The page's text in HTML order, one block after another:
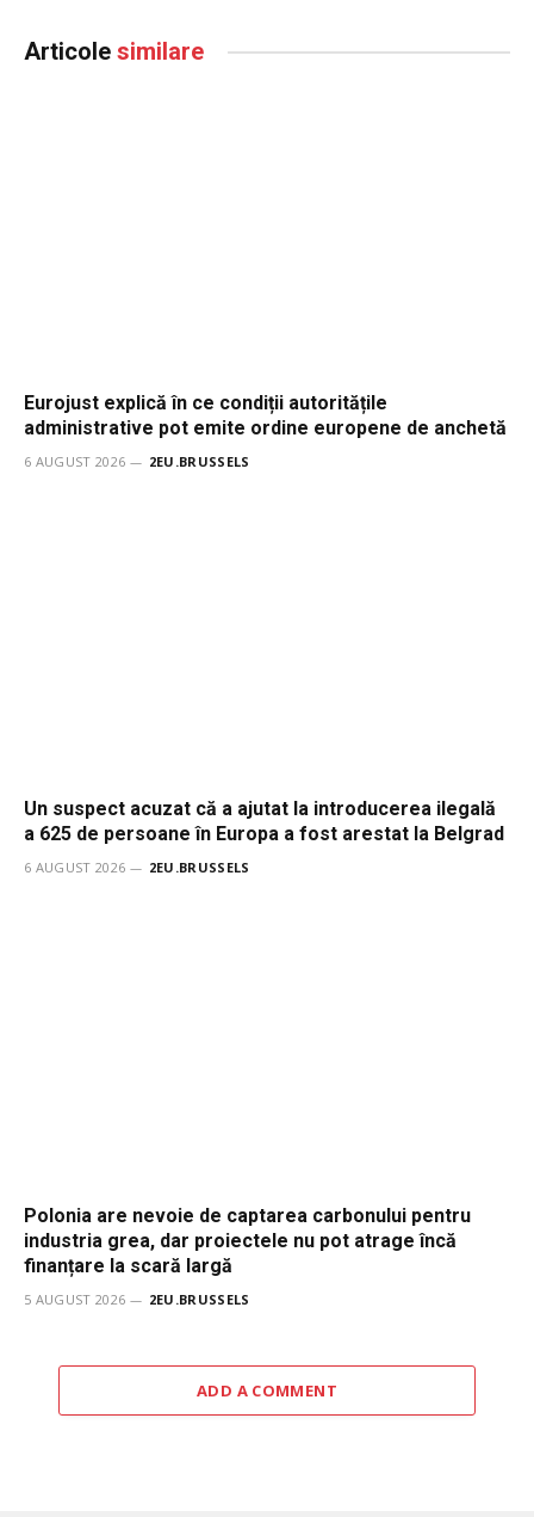
Articole similare
Eurojust explică în ce condiții autoritățile
administrative pot emite ordine europene de anchetă
6 AUGUST 2026 2EU.BRUSSELS
Un suspect acuzat că a ajutat la introducerea ilegală
a 625 de persoane în Europa a fost arestat la Belgrad
6 AUGUST 2026 2EU.BRUSSELS
Polonia are nevoie de captarea carbonului pentru
industria grea, dar proiectele nu pot atrage încă
finanțare la scară largă
5 AUGUST 2026 2EU.BRUSSELS
ADD A COMMENT